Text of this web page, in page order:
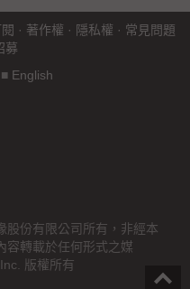
· 著作權 · 隱私權 · 常見問題
募
English
股份有限公司所有，非經本
容轉載於任何形式之媒
版權所有